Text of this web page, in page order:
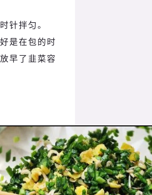
针拌匀。
是在包的时
早了韭菜容